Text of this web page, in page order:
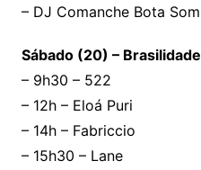
– DJ Comanche Bota
Sábado (20) –
– 9h30 – 522
– 12h – Eloá Puri
– 14h – Fabriccio
– 15h30 – Lane